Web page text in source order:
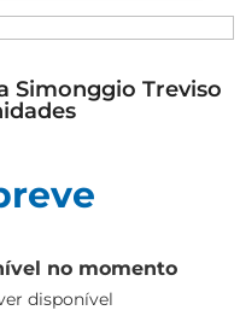
Simonggio Treviso
no momento
disponível